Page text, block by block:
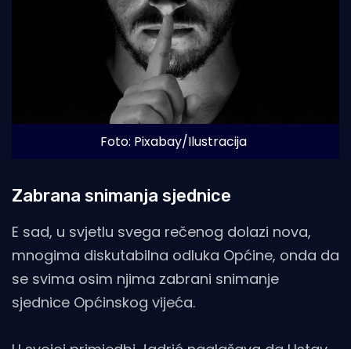
Foto: Pixabay/Ilustracija
Zabrana snimanja sjednice
E sad, u svjetlu svega rečenog dolazi nova,
mnogima diskutabilna odluka Općine, onda da
se svima osim njima zabrani snimanje
sjednice Općinskog vijeća.